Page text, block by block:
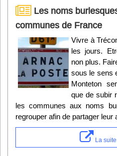
Les noms
communes de France
Vivre à
les jours.
non plus.
sous le sens
Monteton
que de subir
les communes aux noms
regrouper afin de partager leur
La